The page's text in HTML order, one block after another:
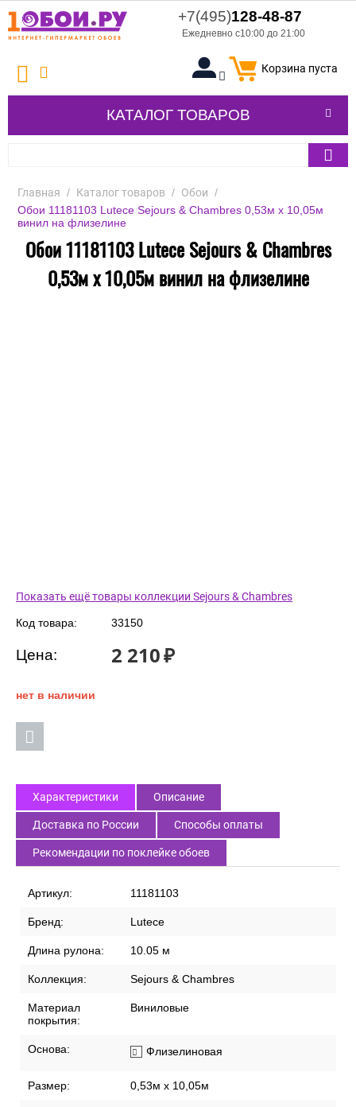
+7(495)128-48-87
Ежедневно с10:00 до 21:00
Корзина пуста
КАТАЛОГ ТОВАРОВ
Главная / Каталог товаров / Обои /
Обои 11181103 Lutece Sejours & Chambres 0,53м x 10,05м
винил на флизелине
Обои 11181103 Lutece Sejours & Chambres
0,53м x 10,05м винил на флизелине
Показать ещё товары коллекции Sejours & Chambres
Код товара: 33150
Цена: 2 210₽
нет в наличии
Характеристики Описание
Доставка по России Способы оплаты
Рекомендации по поклейке обоев
Артикул: 11181103
Бренд: Lutece
Длина рулона: 10.05 м
Коллекция: Sejours & Chambres
Материал
покрытия:
Виниловые
Основа: Флизелиновая
Размер: 0,53м x 10,05м